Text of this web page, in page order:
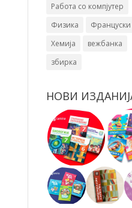
Работа со компјутер
Физика
Француски
Хемија
вежбанка
збирка
НОВИ